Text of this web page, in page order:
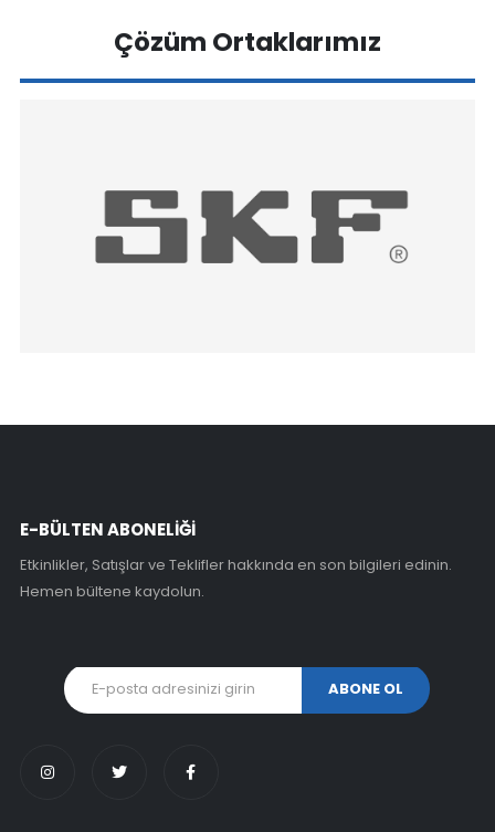
Çözüm Ortaklarımız
E-BÜLTEN ABONELİĞİ
Etkinlikler, Satışlar ve Teklifler hakkında en son bilgileri edinin.
Hemen bültene kaydolun.